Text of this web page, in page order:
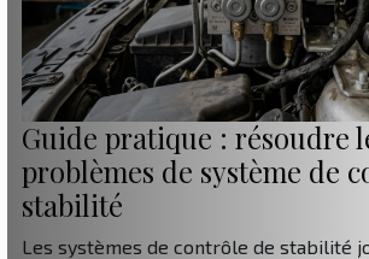
Guide pratique : résoudre
problèmes de système de
stabilité
Les systèmes de contrôle de stabilité